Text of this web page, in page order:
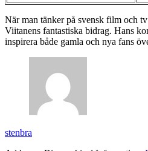
När man tänker på svensk film och
Viitanens fantastiska bidrag. Hans
inspirera både gamla och nya fans
stenbra